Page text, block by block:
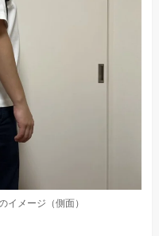
イメージ（側面）